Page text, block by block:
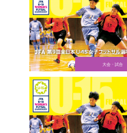
大会・試合